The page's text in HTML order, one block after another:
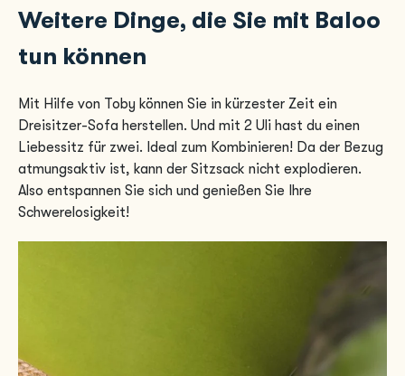
Weitere Dinge, die Sie mit Baloo
tun können
Mit Hilfe von Toby können Sie in kürzester Zeit ein
Dreisitzer-Sofa herstellen. Und mit 2 Uli hast du einen
Liebessitz für zwei. Ideal zum Kombinieren! Da der Bezug
atmungsaktiv ist, kann der Sitzsack nicht explodieren.
Also entspannen Sie sich und genießen Sie Ihre
Schwerelosigkeit!